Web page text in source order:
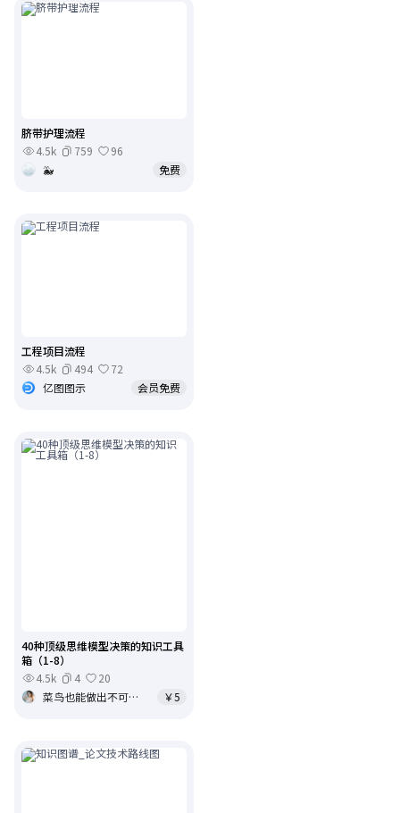
脐带护理流程
4.5k
759
96
🐳
免费
工程项目流程
4.5k
494
72
亿图图示
会员免费
40种顶级思维模型决策的知识工具
箱（1-8）
4.5k
4
20
菜鸟也能做出不可思议的事
￥5